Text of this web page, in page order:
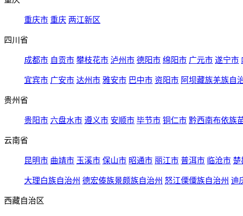
重庆市 重庆 两江新区
四川省
成都市 自贡市 攀枝花市 泸州市 德阳市 绵阳市 广元市 遂宁市
宜宾市 广安市 达州市 雅安市 巴中市 资阳市 阿坝藏族羌族自
贵州省
贵阳市 六盘水市 遵义市 安顺市 毕节市 铜仁市 黔西南布依族
云南省
昆明市 曲靖市 玉溪市 保山市 昭通市 丽江市 普洱市 临沧市 楚
大理白族自治州 德宏傣族景颇族自治州 怒江傈僳族自治州 迪
西藏自治区